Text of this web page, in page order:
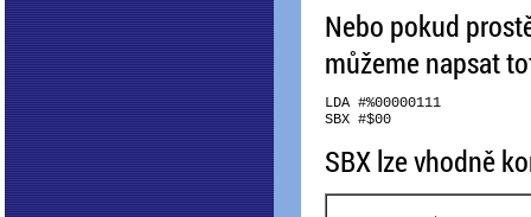
Nebo pokud
můžeme napsat
LDA #%00000111
SBX #$00
SBX lze vhodně